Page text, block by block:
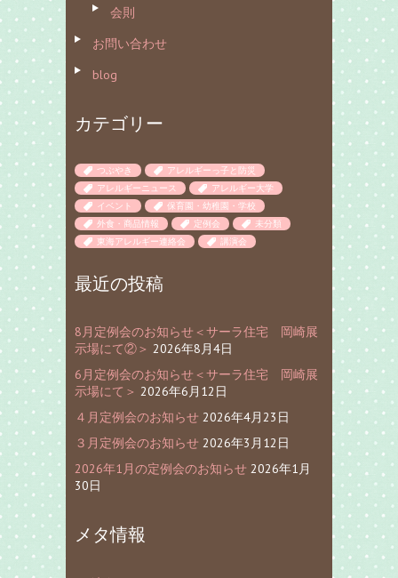
会則
お問い合わせ
blog
カテゴリー
つぶやき
アレルギーっ子と防災
アレルギーニュース
アレルギー大学
イベント
保育園・幼稚園・学校
外食・商品情報
定例会
未分類
東海アレルギー連絡会
講演会
最近の投稿
8月定例会のお知らせ＜サーラ住宅 岡崎展
示場にて②＞ 2026年8月4日
6月定例会のお知らせ＜サーラ住宅 岡崎展
示場にて＞ 2026年6月12日
４月定例会のお知らせ 2026年4月23日
３月定例会のお知らせ 2026年3月12日
2026年1月の定例会のお知らせ 2026年1月
30日
メタ情報